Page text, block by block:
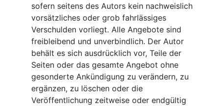
sofern seitens des Autors kein nachweislich
vorsätzliches oder grob fahrlässiges
Verschulden vorliegt. Alle Angebote sind
freibleibend und unverbindlich. Der Autor
behält es sich ausdrücklich vor, Teile der
Seiten oder das gesamte Angebot ohne
gesonderte Ankündigung zu verändern, zu
ergänzen, zu löschen oder die
Veröffentlichung zeitweise oder endgültig